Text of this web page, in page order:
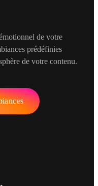
de votre
prédéfinies
de votre contenu.